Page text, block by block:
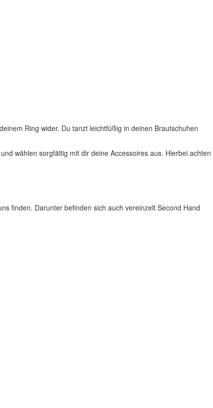
Ring wider. Du tanzt leichtfüßig in deinen Brautschuhen
wählen sorgfältig mit dir deine Accessoires aus. Hierbei achten
finden. Darunter befinden sich auch vereinzelt Second Hand